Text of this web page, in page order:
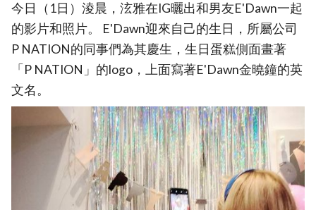
今日（1日）淩晨，泫雅在IG曬出和男友E'Dawn一起
的影片和照片。 E'Dawn迎來自己的生日，所屬公司
P NATION的同事們為其慶生，生日蛋糕側面畫著
「P NATION」的logo，上面寫著E'Dawn金曉鐘的英
文名。